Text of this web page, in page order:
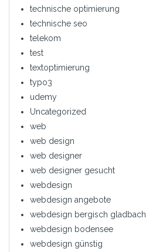
technische optimierung
technische seo
telekom
test
textoptimierung
typo3
udemy
Uncategorized
web
web design
web designer
web designer gesucht
webdesign
webdesign angebote
webdesign bergisch gladbach
webdesign bodensee
webdesign günstig